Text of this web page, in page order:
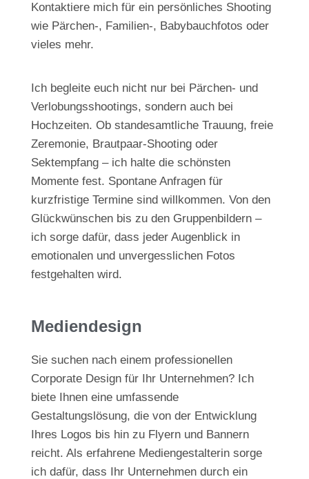
Kontaktiere mich für ein persönliches Shooting
wie Pärchen-, Familien-, Babybauchfotos oder
vieles mehr.
Ich begleite euch nicht nur bei Pärchen- und
Verlobungsshootings, sondern auch bei
Hochzeiten. Ob standesamtliche Trauung, freie
Zeremonie, Brautpaar-Shooting oder
Sektempfang – ich halte die schönsten
Momente fest. Spontane Anfragen für
kurzfristige Termine sind willkommen. Von den
Glückwünschen bis zu den Gruppenbildern –
ich sorge dafür, dass jeder Augenblick in
emotionalen und unvergesslichen Fotos
festgehalten wird.
Mediendesign
Sie suchen nach einem professionellen
Corporate Design für Ihr Unternehmen? Ich
biete Ihnen eine umfassende
Gestaltungslösung, die von der Entwicklung
Ihres Logos bis hin zu Flyern und Bannern
reicht. Als erfahrene Mediengestalterin sorge
ich dafür, dass Ihr Unternehmen durch ein